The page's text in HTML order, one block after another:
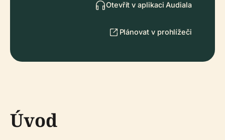
Otevřít v aplikaci Audiala
Plánovat v prohlížeči
Úvod